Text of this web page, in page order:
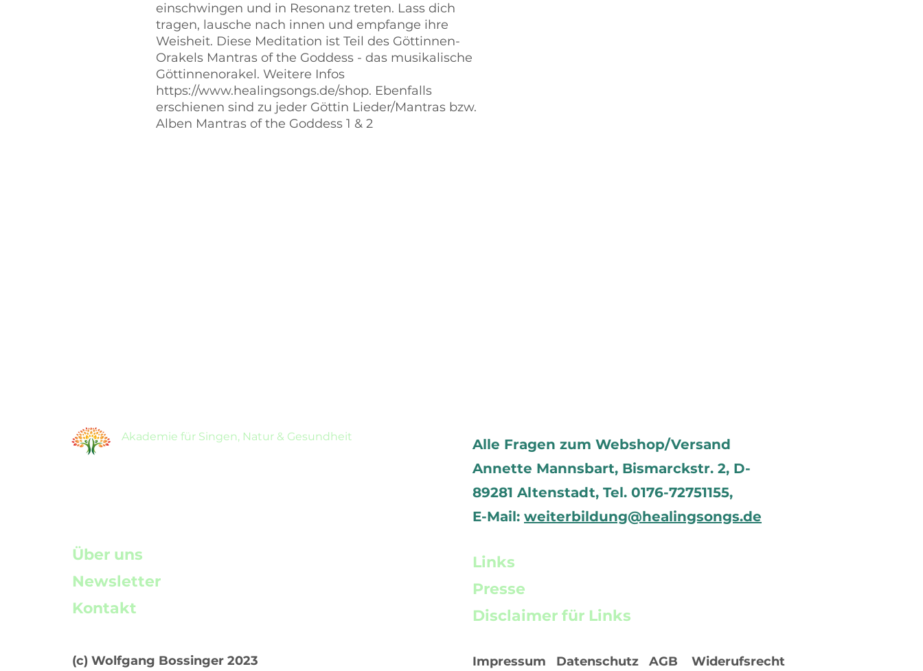
einschwingen und in Resonanz treten. Lass dich
tragen, lausche nach innen und empfange ihre
Weisheit. Diese Meditation ist Teil des Göttinnen-
Orakels Mantras of the Goddess - das musikalische
Göttinnenorakel. Weitere Infos
https://www.healingsongs.de/shop. Ebenfalls
erschienen sind zu jeder Göttin Lieder/Mantras bzw.
Alben Mantras of the Goddess 1 & 2
Akademie für Singen, Natur & Gesundheit
Über uns
Newsletter
Kontakt
(c) Wolfgang Bossinger 2023
Alle Fragen zum Webshop/Versand
Annette Mannsbart, Bismarckstr. 2, D-
89281 Altenstadt, Tel. 0176-72751155,
E-Mail: weiterbildung@healingsongs.de
Links
Presse
Disclaimer für Links
Impressum Datenschutz AGB Widerufsrecht